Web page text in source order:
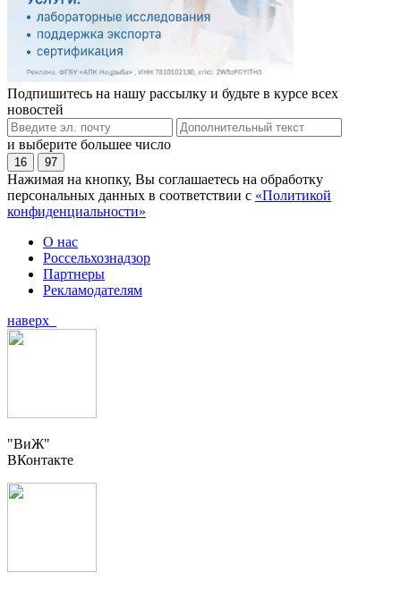
Подпишитесь на нашу рассылку и будьте в курсе всех
новостей
и выберите большее число
16 97
Нажимая на кнопку, Вы соглашаетесь на обработку
персональных данных в соответствии с «Политикой
конфиденциальности»
О нас
Россельхознадзор
Партнеры
Рекламодателям
наверх
"ВиЖ"
ВКонтакте